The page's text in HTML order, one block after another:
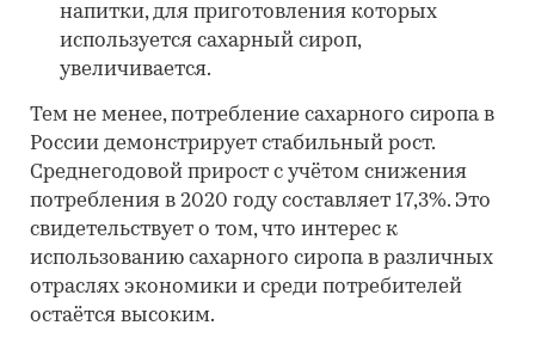
напитки, для приготовления которых
используется сахарный сироп,
увеличивается.
Тем не менее, потребление сахарного сиропа в
России демонстрирует стабильный рост.
Среднегодовой прирост с учётом снижения
потребления в 2020 году составляет 17,3%. Это
свидетельствует о том, что интерес к
использованию сахарного сиропа в различных
отраслях экономики и среди потребителей
остаётся высоким.